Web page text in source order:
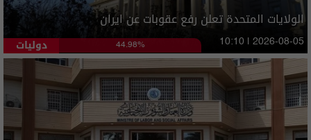
الولايات المتحدة تعلن رفع عقوبات عن ايران
دوليات 44.98% 10:10 | 2026-08-05